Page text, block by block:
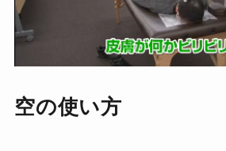
空の使い方